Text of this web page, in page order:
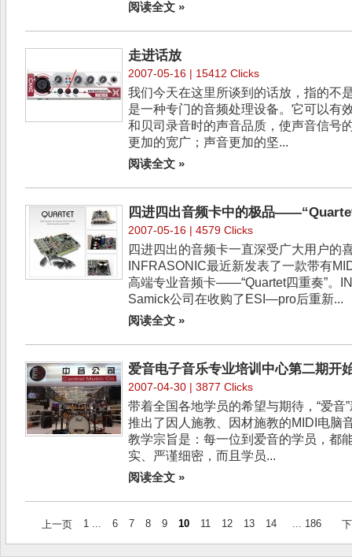
阅读全文 »
走进话放
2007-05-16 | 15412 Clicks
我们今天在这里所谈到的话放，指的不
是一种专门的音频处理设备。它可以有
和贝司录音时的声音品质，使声音信号
更加的宽广；声音更加的坚...
阅读全文 »
四进四出音频卡中的极品
2007-05-16 | 4579 Clicks
四进四出的音频卡一直深受广大用户的
INFRASONIC最近新发表了一款带有
高端专业音频卡――“Quartet四重奏”。
Samick公司在收购了ESI―pro后重新...
阅读全文 »
爱音电子音乐专业培训中心第二期开
2007-04-30 | 3877 Clicks
带着全国各地学员的希望与期待，“爱音
推出了因人施教、因材施教的MIDI电脑
教学宗旨是：每一位到爱音的学员，都
实、严谨细密，而且学员...
阅读全文 »
上一页 1 ... 6 7 8 9 10 11 12 13 14 ... 186